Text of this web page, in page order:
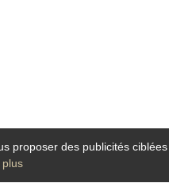
des publicités
plus